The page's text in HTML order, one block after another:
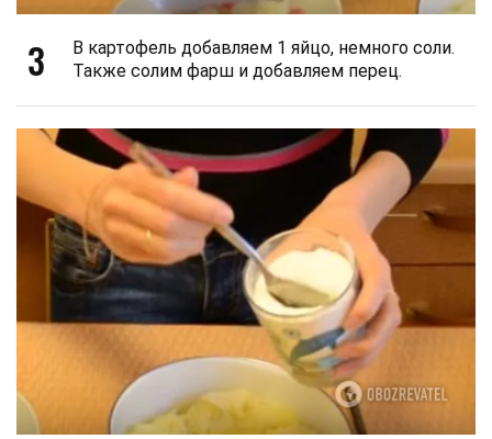
3
В картофель добавляем 1 яйцо, немного соли.
Также солим фарш и добавляем перец.